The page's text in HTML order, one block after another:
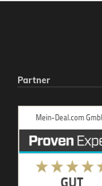
Partner